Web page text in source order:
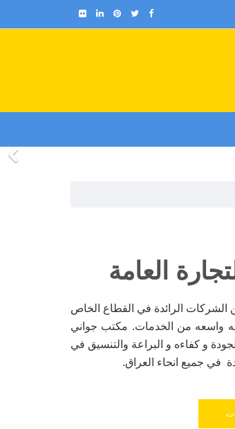
العامة
الشركات الرائدة في القطاع الخاص
واسعه من الخدمات. مكتب جواني
و كفاءه و البراعة والتنسيق في
في جميع انحاء العراق.